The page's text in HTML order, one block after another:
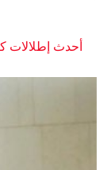
أحدث إطلالات